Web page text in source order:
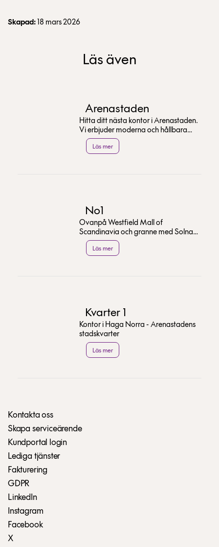
Skapad: 18 mars 2026
Läs även
Arenastaden
Hitta ditt nästa kontor i Arenastaden.
Vi erbjuder moderna och hållbara
lokaler med bästa service, nära
Westfield Mall o...
Läs mer
No1
Ovanpå Westfield Mall of
Scandinavia och granne med Solna
Station
Läs mer
Kvarter 1
Kontor i Haga Norra - Arenastadens
stadskvarter
Läs mer
Kontakta oss
Skapa serviceärende
Kundportal login
Lediga tjänster
Fakturering
GDPR
LinkedIn
Instagram
Facebook
X